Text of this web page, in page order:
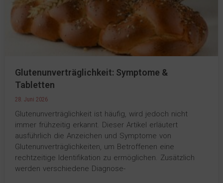
Glutenunverträglichkeit: Symptome &
Tabletten
28. Juni 2026
Glutenunverträglichkeit ist häufig, wird jedoch nicht
immer frühzeitig erkannt. Dieser Artikel erläutert
ausführlich die Anzeichen und Symptome von
Glutenunverträglichkeiten, um Betroffenen eine
rechtzeitige Identifikation zu ermöglichen. Zusätzlich
werden verschiedene Diagnose-